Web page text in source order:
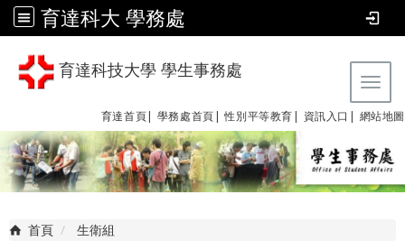
育達科大 學務處
育達科技大學 學生事務處
育達首頁| 學務處首頁| 性別平等教育 | 資訊入口| 網站地圖
首頁 生衛組